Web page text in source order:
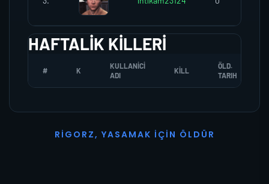
HAFTALIK KILLERI
# K
KULLANICI
ADI
KILL
ÖLD.
TARIH
R I G O R Z, YASAMAK İ ÇI N Ö L D Ü R